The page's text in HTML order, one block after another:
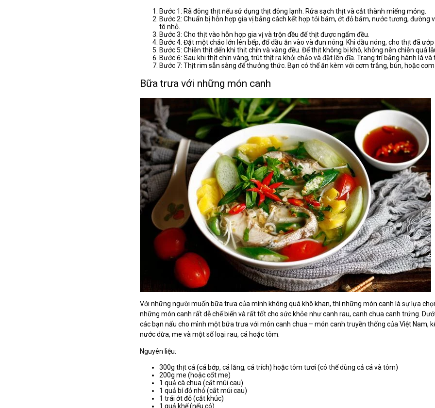
Bước 1: Rã đông thịt nếu sử dụng thịt đông lạnh. Rửa sạch thịt và cắt thành miếng mỏng.
Bước 2: Chuẩn bị hỗn hợp gia vị bằng cách kết hợp tỏi băm, ớt đỏ băm, nước tương,
tô nhỏ.
Bước 3: Cho thịt vào hỗn hợp gia vị và trộn đều để thịt được ngấm đều.
Bước 4: Đặt một chảo lớn lên bếp, đổ dầu ăn vào và đun nóng. Khi dầu nóng, cho thịt đã ướp
Bước 5: Chiên thịt đến khi thịt chín và vàng đều. Để thịt không bị khô, không nên chiên quá
Bước 6: Sau khi thịt chín vàng, trút thịt ra khỏi chảo và đặt lên đĩa. Trang trí bằng hành lá và
Bước 7: Thịt rim sẵn sàng để thưởng thức. Bạn có thể ăn kèm với cơm trắng, bún, hoặc cơm
Bữa trưa với những món canh
Với những người muốn bữa trưa của mình không quá khô khan, thì những món canh là sự lựa
những món canh rất dễ chế biến và rất tốt cho sức khỏe như canh rau, canh chua canh trứng.
các bạn nấu cho mình một bữa trưa với món canh chua – món canh truyền thống của Việt Nam,
nước dừa, me và một số loại rau, cá hoặc tôm.
Nguyên liệu:
300g thịt cá (cá bớp, cá lăng, cá trích) hoặc tôm tươi (có thể dùng cả cá và tôm)
200g me (hoặc cốt me)
1 quả cà chua (cắt múi cau)
1 quả bí đỏ nhỏ (cắt múi cau)
1 trái ớt đỏ (cắt khúc)
1 quả khế (nếu có)